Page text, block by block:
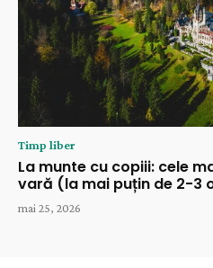
Timp liber
La munte cu copiii: cele
vară (la mai puțin de 2-3
mai 25, 2026